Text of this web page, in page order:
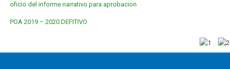
oficio del informe narrativo para aprobacion
POA 2019 – 2020 DEFITIVO